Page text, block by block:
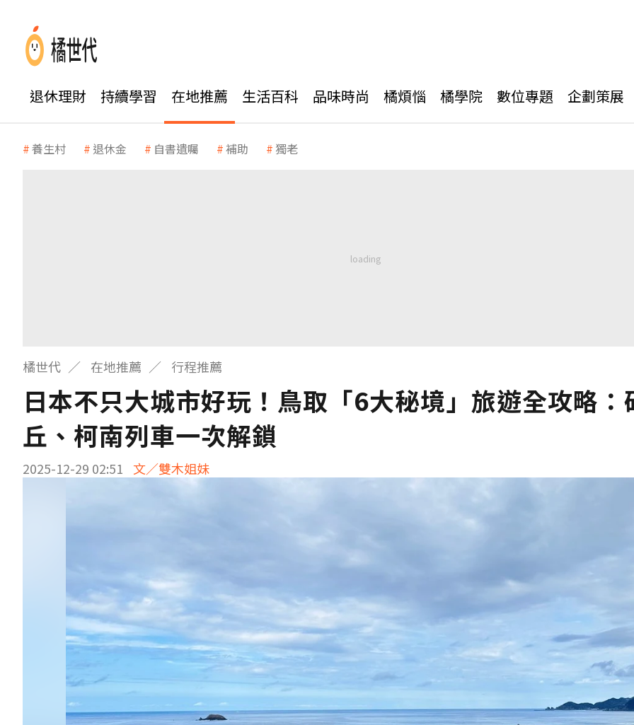
退休理財 持續學習 在地推薦 生活百科 品味時尚 橘煩惱 橘學院 數位專題 企劃策展
養生村 退休金 自書遺囑 補助 獨老
橘世代 在地推薦 行程推薦
日本不只大城市好玩！鳥取「6大秘境」旅遊全攻略：
丘、柯南列車一次解鎖
2025-12-29 02:51 文／雙木姐妹